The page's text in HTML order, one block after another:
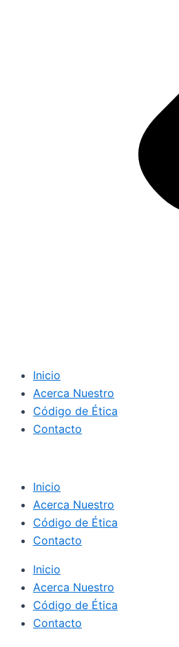
Inicio
Acerca Nuestro
Código de Ética
Contacto
Inicio
Acerca Nuestro
Código de Ética
Contacto
Inicio
Acerca Nuestro
Código de Ética
Contacto